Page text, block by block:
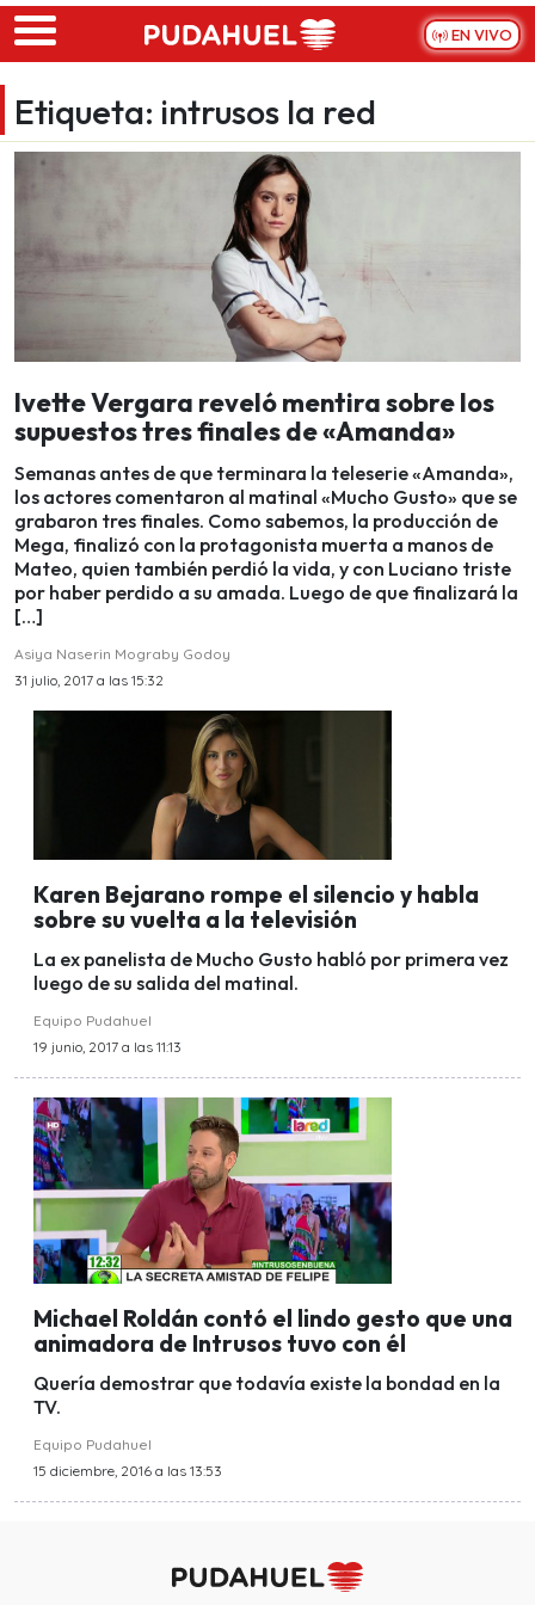
Skip to main content
EN VIVO
Etiqueta: intrusos la red
Ivette Vergara reveló mentira sobre los
supuestos tres finales de «Amanda»
Semanas antes de que terminara la teleserie «Amanda»,
los actores comentaron al matinal «Mucho Gusto» que se
grabaron tres finales. Como sabemos, la producción de
Mega, finalizó con la protagonista muerta a manos de
Mateo, quien también perdió la vida, y con Luciano triste
por haber perdido a su amada. Luego de que finalizará la
[…]
Asiya Naserin Mograby Godoy
31 julio, 2017 a las 15:32
Karen Bejarano rompe el silencio y habla
sobre su vuelta a la televisión
La ex panelista de Mucho Gusto habló por primera vez
luego de su salida del matinal.
Equipo Pudahuel
19 junio, 2017 a las 11:13
Michael Roldán contó el lindo gesto que una
animadora de Intrusos tuvo con él
Quería demostrar que todavía existe la bondad en la
TV.
Equipo Pudahuel
15 diciembre, 2016 a las 13:53